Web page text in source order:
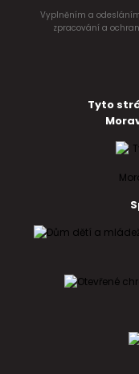
Vyplněním a
zpracování a
Tyto